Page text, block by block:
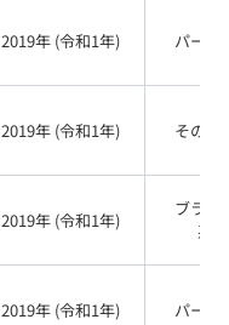
2019年 (令和1年) パール
2019年 (令和1年) その他
2019年 (令和1年)
ブラッ
系
2019年 (令和1年) パール